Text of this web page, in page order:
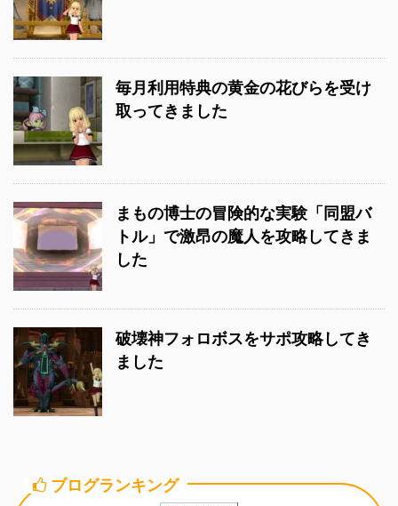
毎月利用特典の黄金の花びらを受け
取ってきました
まもの博士の冒険的な実験「同盟バ
トル」で激昂の魔人を攻略してきま
した
破壊神フォロボスをサポ攻略してき
ました
ブログランキング